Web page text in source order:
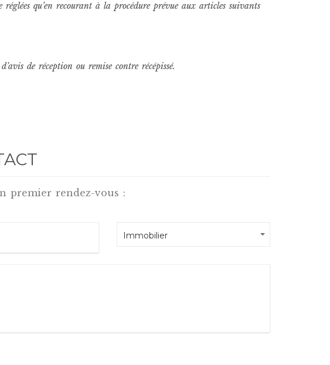
qu’en recourant à la procédure prévue aux articles suivants
de réception ou remise contre récépissé.
premier rendez-vous :
Immobilier